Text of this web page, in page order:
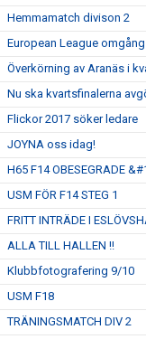
Hemmamatch divison 2
European League omgång
Överkörning av Aranäs i
Nu ska kvartsfinalerna
Flickor 2017 söker ledare
JOYNA oss idag!
H65 F14 OBESEGRADE
USM FÖR F14 STEG 1
FRITT INTRÄDE I
ALLA TILL HALLEN !!
Klubbfotografering 9/10
USM F18
TRÄNINGSMATCH DIV 2